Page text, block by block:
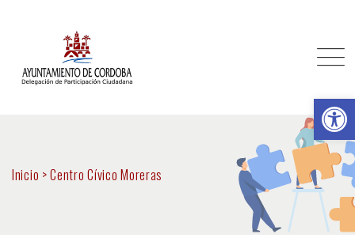
Inicio >Centro Cívico Moreras